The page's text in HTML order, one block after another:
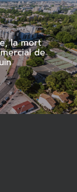
la mort
de